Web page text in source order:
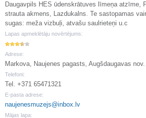
Daugavpils HES ūdenskrātuves līmeņa atzīme,
strauta akmens, Lazdukalns. Te sastopamas
sugas: meža vizbuļi, atvašu saulrieteņi u.c
Lapas apmeklētāju novērtējums:
Adrese:
Markova, Naujenes pagasts, Augšdaugavas nov.
Telefoni:
Tel. +371 65471321
E-pasta adrese:
naujenesmuzejs@inbox.lv
Mājas lapa: